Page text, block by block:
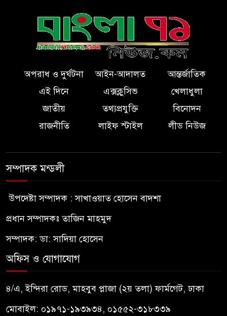
অপরাধ ও দুর্ঘটনা আইন-আদালত
আন্তর্জাতিক
এই দিনে
এক্সক্লুসিভ
খেলাধুলা
জাতীয়
তথ্যপ্রযুক্তি
বিনোদন
রাজনীতি
লাইফ স্টাইল লীড নিউজ
সম্পাদক মন্ডলী
উপদেষ্টা সম্পাদক : সাখাওয়াত হোসেন বাদশা
প্রধান সম্পাদকঃ তাজিন মাহমুদ
সম্পাদক: ডা: সাদিয়া হোসেন
অফিস ও যোগাযোগ
৪/এ, ইন্দিরা রোড, মাহবুব প্লাজা (২য় তলা) ফার্মগেট, ঢাকা
মোবাইল: ০১৯৭১-১৯৩৯৩৪, ০১৫৫২-৩১৮৩৩৯